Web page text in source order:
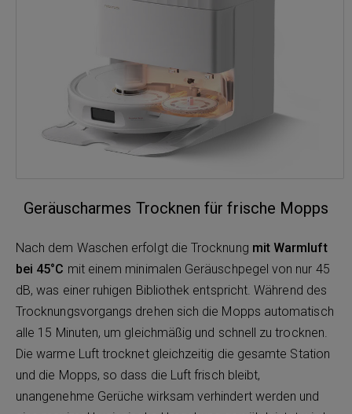
Geräuscharmes Trocknen für frische Mopps
Nach dem Waschen erfolgt die Trocknung mit Warmluft
bei 45°C mit einem minimalen Geräuschpegel von nur 45
dB, was einer ruhigen Bibliothek entspricht. Während des
Trocknungsvorgangs drehen sich die Mopps automatisch
alle 15 Minuten, um gleichmäßig und schnell zu trocknen.
Die warme Luft trocknet gleichzeitig die gesamte Station
und die Mopps, so dass die Luft frisch bleibt,
unangenehme Gerüche wirksam verhindert werden und